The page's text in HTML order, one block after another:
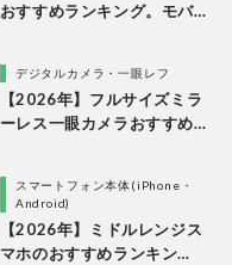
おすすめランキング。モバ
デジタルカメラ・一眼レフ
【2026年】フルサイズミラ
ーレス一眼カメラおすすめ
スマートフォン本体(iPhone・
Android)
【2026年】ミドルレンジス
マホのおすすめランキン